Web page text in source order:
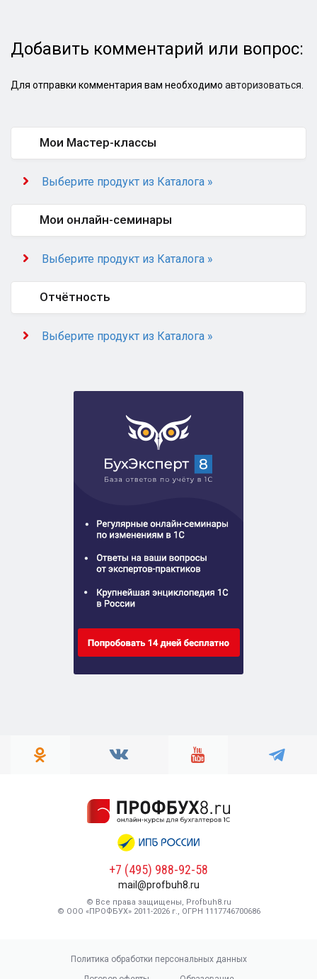
Добавить комментарий или вопрос:
Для отправки комментария вам необходимо авторизоваться
Мои Мастер-классы
Выберите продукт из Каталога »
Мои онлайн-семинары
Выберите продукт из Каталога »
Отчётность
Выберите продукт из Каталога »
+7 (495) 988-92-58
mail@profbuh8.ru
© Все права защищены, Profbuh8.ru
© ООО «ПРОФБУХ» 2011-2026 г., ОГРН 1117746700686
Политика обработки персональных данных